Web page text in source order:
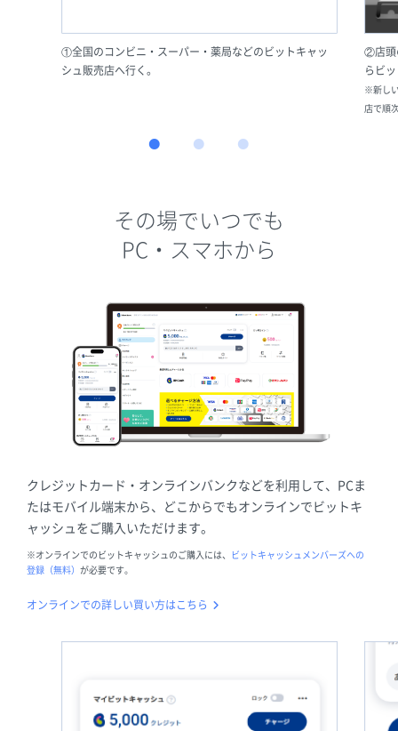
①全国のコンビニ・スーパー・薬局などのビットキャッ
シュ販売店へ行く。
②店頭
らビ
※新し
店で順
その場でいつでも
PC・スマホから
クレジットカード・オンラインバンクなどを利用して、PCま
たはモバイル端末から、どこからでもオンラインでビットキ
ャッシュをご購入いただけます。
※オンラインでのビットキャッシュのご購入には、
ビットキャッシュメンバーズへの
登録（無料） が必要です。
オンラインでの詳しい買い方はこちら